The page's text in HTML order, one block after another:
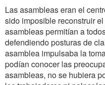
Las asambleas eran el
sido imposible reconstruir
asambleas permitían a
defendiendo posturas de
asamblea impulsaba la
podían conocer las
asambleas, no se hubiera